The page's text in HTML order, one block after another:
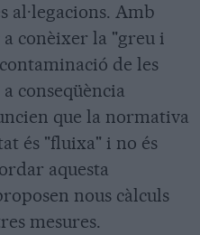
Amb
conèixer la "greu i
de les
conseqüència
que la normativa
és "fluixa" i no és
aquesta
nous càlculs
mesures.